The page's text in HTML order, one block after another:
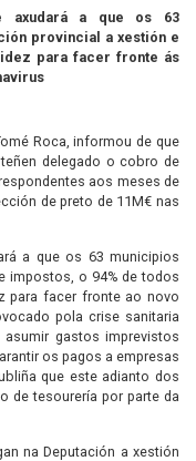
axudará a que os 63
provincial a xestión e
para facer fronte ás
Roca, informou de que
delegado o cobro de
aos meses de
de preto de 11M€ nas
a que os 63 municipios
impostos, o 94% de todos
para facer fronte ao novo
pola crise sanitaria
gastos imprevistos
os pagos a empresas
que este adianto dos
de tesourería por parte da
na Deputación a xestión